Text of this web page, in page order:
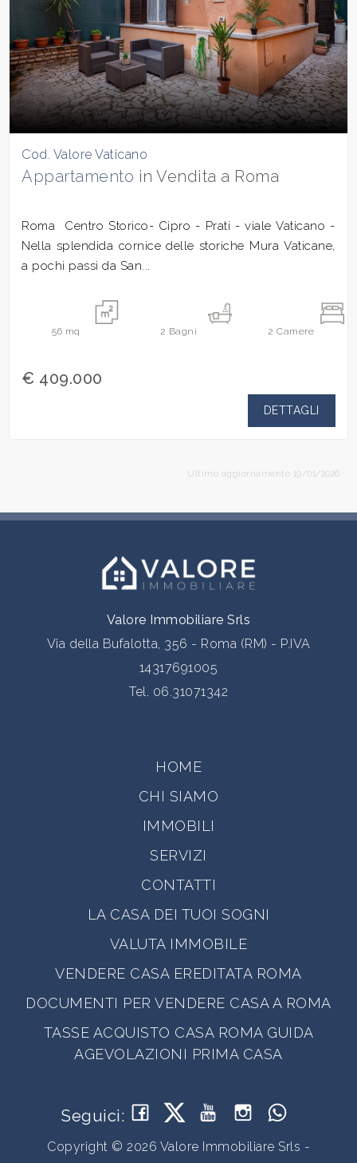
Cod. Valore Vaticano
Appartamento in Vendita a Roma
Roma  Centro Storico- Cipro - Prati - viale Vaticano -
Nella splendida cornice delle storiche Mura Vaticane,
a pochi passi da San...
56 mq 2 Bagni 2 Camere
€ 409.000
DETTAGLI
Ultimo aggiornamento 19/01/2026
Valore Immobiliare Srls
Via della Bufalotta, 356 - Roma (RM) - P.IVA
14317691005
Tel. 06.31071342
HOME
CHI SIAMO
IMMOBILI
SERVIZI
CONTATTI
LA CASA DEI TUOI SOGNI
VALUTA IMMOBILE
VENDERE CASA EREDITATA ROMA
DOCUMENTI PER VENDERE CASA A ROMA
TASSE ACQUISTO CASA ROMA GUIDA
AGEVOLAZIONI PRIMA CASA
Seguici:
Copyright © 2026 Valore Immobiliare Srls -